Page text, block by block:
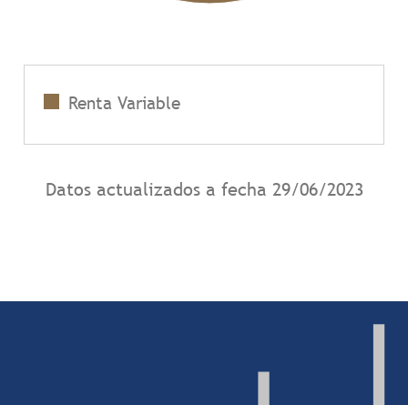
Renta Variable
Datos actualizados a fecha 29/06/2023